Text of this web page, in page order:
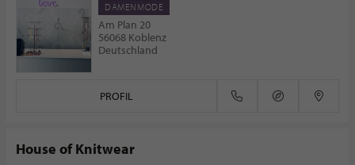
DAMENMODE
Am Plan 20
56068 Koblenz
Deutschland
PROFIL
House of Knitwear